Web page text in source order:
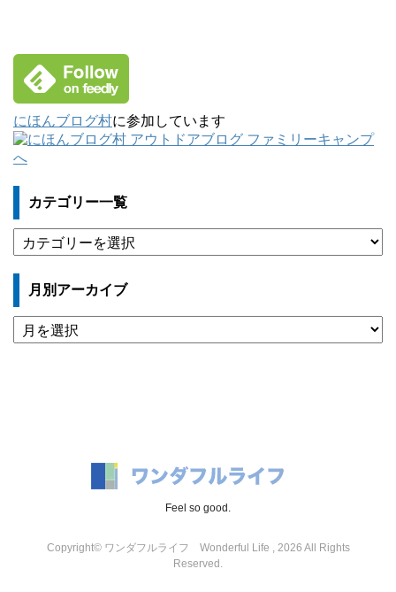
にほんブログ村に参加しています
カテゴリー一覧
テ
ゴ
ー
一
覧
月別アーカイブ
月
別
Feel so good.
Copyright© ワンダフルライフ Wonderful Life , 2026 All Rights
Reserved.